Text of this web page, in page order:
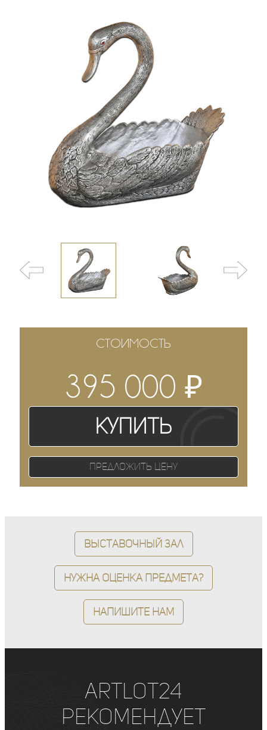
СТОИМОСТЬ
395 000 ₽
Купить
Предложить цену
Выставочный зал
Нужна оценка предмета?
Напишите нам
ArtLot24
рекомендует